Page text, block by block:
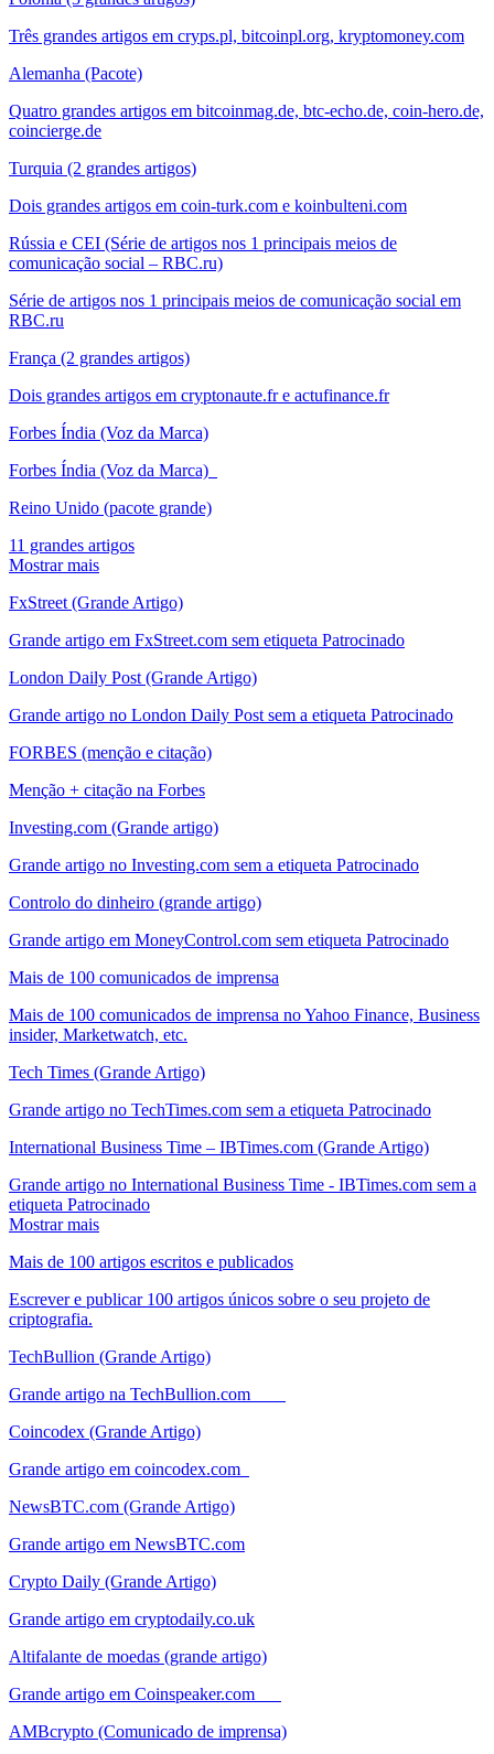
Três grandes artigos em cryps.pl, bitcoinpl.org, kryptomoney.com
Alemanha (Pacote)
Quatro grandes artigos em bitcoinmag.de, btc-echo.de, coin-hero.de,
coincierge.de
Turquia (2 grandes artigos)
Dois grandes artigos em coin-turk.com e koinbulteni.com
Rússia e CEI (Série de artigos nos 1 principais meios de
comunicação social – RBC.ru)
Série de artigos nos 1 principais meios de comunicação social em
RBC.ru
França (2 grandes artigos)
Dois grandes artigos em cryptonaute.fr e actufinance.fr
Forbes Índia (Voz da Marca)
Forbes Índia (Voz da Marca)
Reino Unido (pacote grande)
11 grandes artigos
Mostrar mais
FxStreet (Grande Artigo)
Grande artigo em FxStreet.com sem etiqueta Patrocinado
London Daily Post (Grande Artigo)
Grande artigo no London Daily Post sem a etiqueta Patrocinado
FORBES (menção e citação)
Menção + citação na Forbes
Investing.com (Grande artigo)
Grande artigo no Investing.com sem a etiqueta Patrocinado
Controlo do dinheiro (grande artigo)
Grande artigo em MoneyControl.com sem etiqueta Patrocinado
Mais de 100 comunicados de imprensa
Mais de 100 comunicados de imprensa no Yahoo Finance, Business
insider, Marketwatch, etc.
Tech Times (Grande Artigo)
Grande artigo no TechTimes.com sem a etiqueta Patrocinado
International Business Time – IBTimes.com (Grande Artigo)
Grande artigo no International Business Time - IBTimes.com sem a
etiqueta Patrocinado
Mostrar mais
Mais de 100 artigos escritos e publicados
Escrever e publicar 100 artigos únicos sobre o seu projeto de
criptografia.
TechBullion (Grande Artigo)
Grande artigo na TechBullion.com
Coincodex (Grande Artigo)
Grande artigo em coincodex.com
NewsBTC.com (Grande Artigo)
Grande artigo em NewsBTC.com
Crypto Daily (Grande Artigo)
Grande artigo em cryptodaily.co.uk
Altifalante de moedas (grande artigo)
Grande artigo em Coinspeaker.com
AMBcrypto (Comunicado de imprensa)